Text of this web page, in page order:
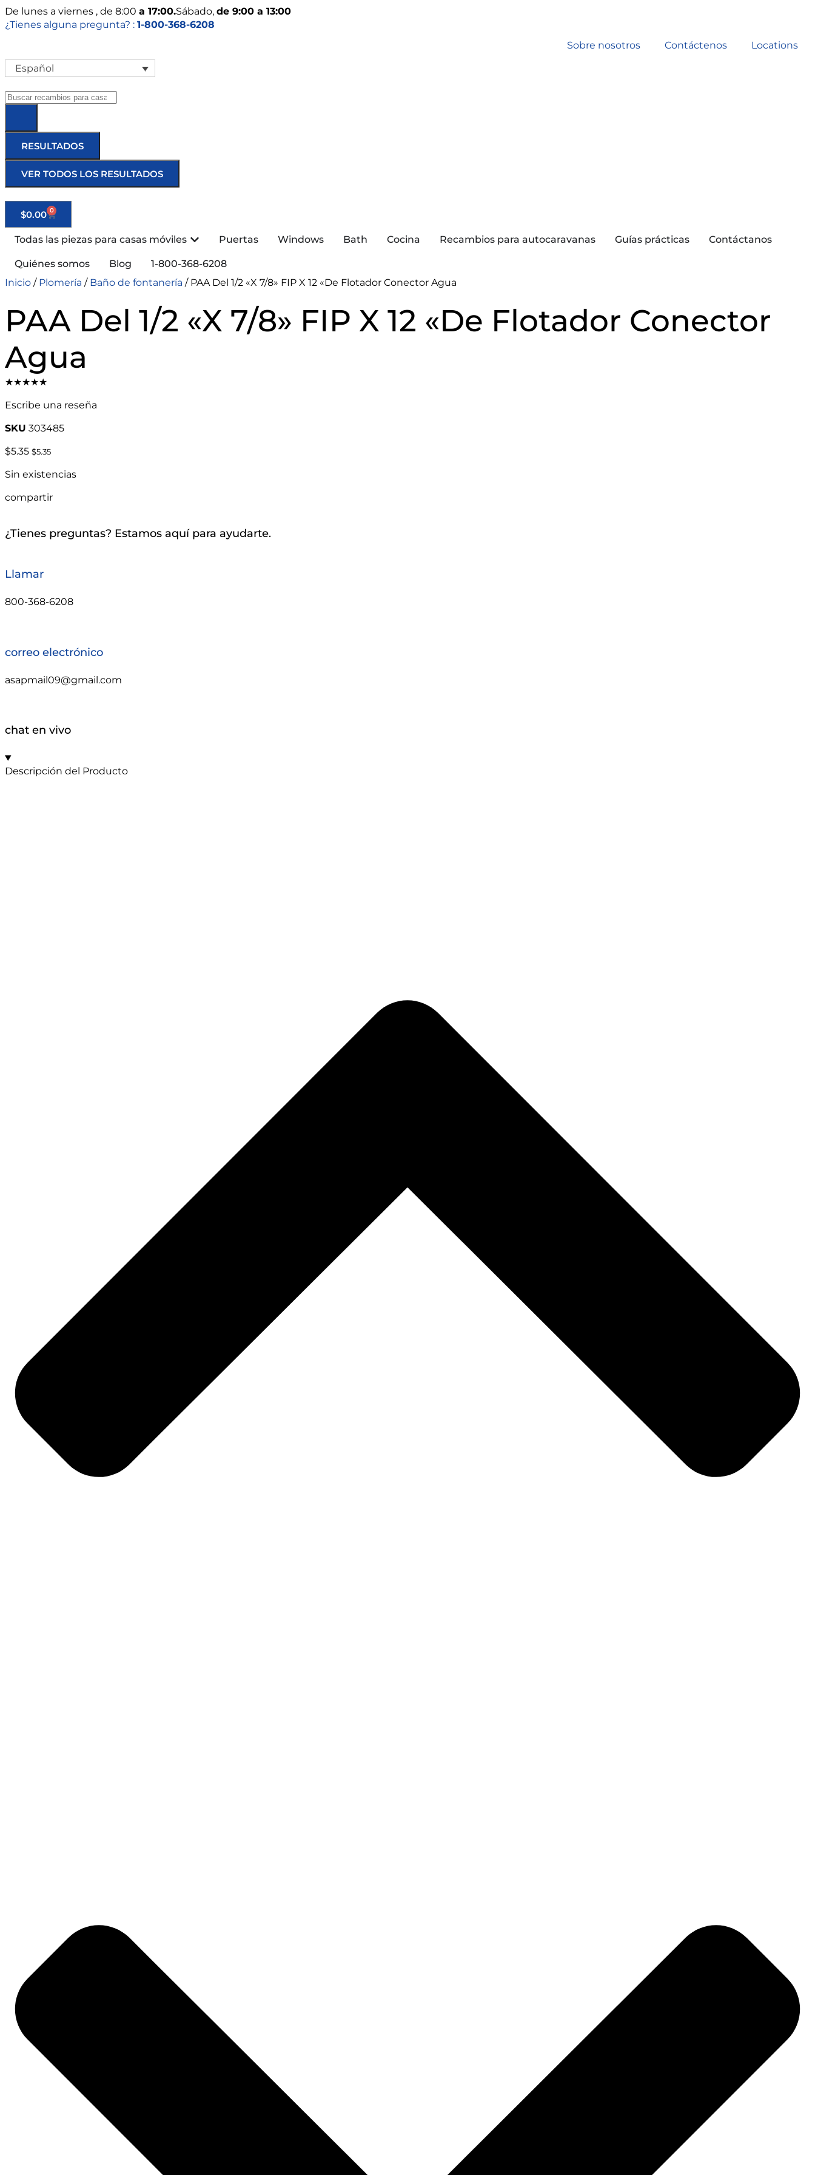
De lunes a viernes , de 8:00 a 17:00.Sábado, de 9:00 a 13:00
¿Tienes alguna pregunta? : 1-800-368-6208
Sobre nosotros
Contáctenos
Locations
Español
RESULTADOS
VER TODOS LOS RESULTADOS
$0.00 0
Todas las piezas para casas móviles Puertas Windows Bath Cocina Recambios para autocaravanas Guías prácticas Contáctanos
Quiénes somos Blog
1-800-368-6208
Inicio / Plomería / Baño de fontanería / PAA Del 1/2 «X 7/8» FIP X 12 «De Flotador Conector Agua
PAA Del 1/2 «X 7/8» FIP X 12 «De Flotador Conector
Agua
★★★★★
Escribe una reseña
SKU 303485
$5.35 $5.35
Sin existencias
compartir
¿Tienes preguntas? Estamos aquí para ayudarte.
Llamar
800-368-6208
correo electrónico
asapmail09@gmail.com
chat en vivo
Descripción del Producto